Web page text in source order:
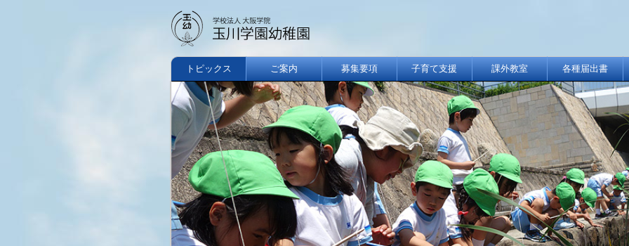
トピックス ご案内 募集要項 子育て支援 課外教室 各種届出書